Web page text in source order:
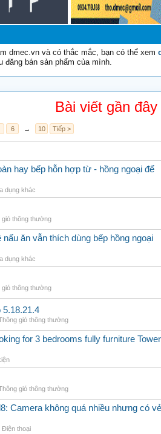
dmec.vn và có thắc mắc, bạn có thể xem
đăng bán sản phẩm của mình.
Bài viết gần đây
6 → 10 Tiếp >
hay bếp hỗn hợp từ - hồng ngoại để
dụng khác
gió thông thường
ăn vẫn thích dùng bếp hồng ngoại
dụng khác
gió thông thường
5.18.21.4
gió thông thường
for 3 bedrooms fully furniture Tower
gió thông thường
Camera không quá nhiều nhưng có vẻ
Điện thoại